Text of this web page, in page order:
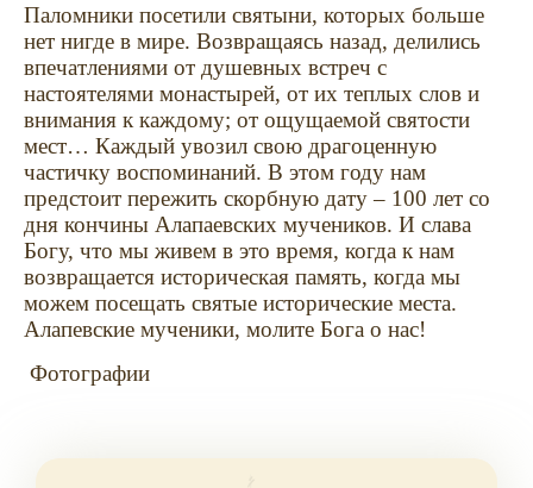
Паломники посетили святыни, которых больше
нет нигде в мире. Возвращаясь назад, делились
впечатлениями от душевных встреч с
настоятелями монастырей, от их теплых слов и
внимания к каждому; от ощущаемой святости
мест… Каждый увозил свою драгоценную
частичку воспоминаний. В этом году нам
предстоит пережить скорбную дату – 100 лет со
дня кончины Алапаевских мучеников. И слава
Богу, что мы живем в это время, когда к нам
возвращается историческая память, когда мы
можем посещать святые исторические места.
Алапевские мученики, молите Бога о нас!
Фотографии